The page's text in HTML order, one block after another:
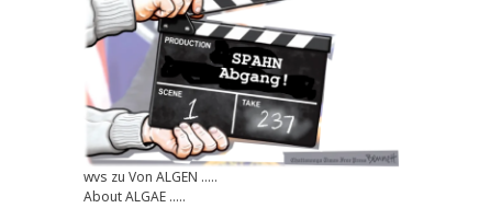
wvs zu Von ALGEN .....
About ALGAE .....